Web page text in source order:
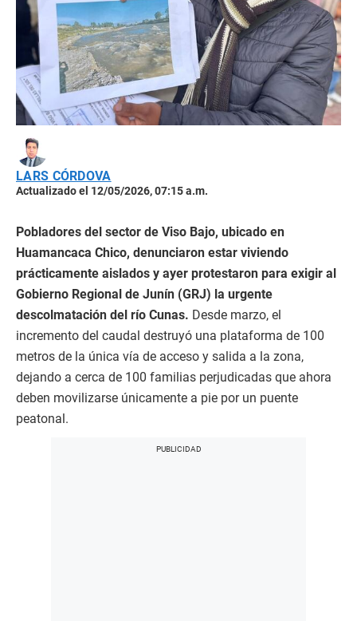
LARS CÓRDOVA
Actualizado el 12/05/2026, 07:15 a.m.
Pobladores del sector de Viso Bajo, ubicado en
Huamancaca Chico, denunciaron estar viviendo
prácticamente aislados y ayer protestaron para exigir al
Gobierno Regional de Junín (GRJ) la urgente
descolmatación del río Cunas. Desde marzo, el
incremento del caudal destruyó una plataforma de 100
metros de la única vía de acceso y salida a la zona,
dejando a cerca de 100 familias perjudicadas que ahora
deben movilizarse únicamente a pie por un puente
peatonal.